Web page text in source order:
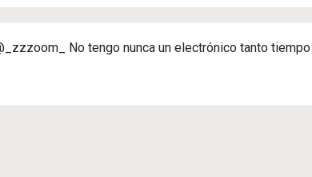
No tengo nunca un electrónico tanto